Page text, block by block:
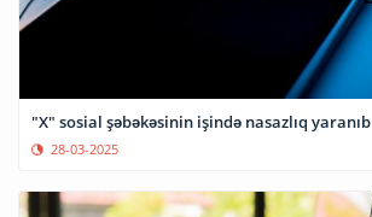
"X" sosial şəbəkəsinin işində nasazlıq yaranıb
28-03-2025